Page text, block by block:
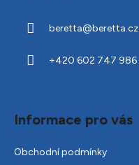
beretta@beretta.cz
+420 602 747 986
Informace pro vás
Obchodní podmínky